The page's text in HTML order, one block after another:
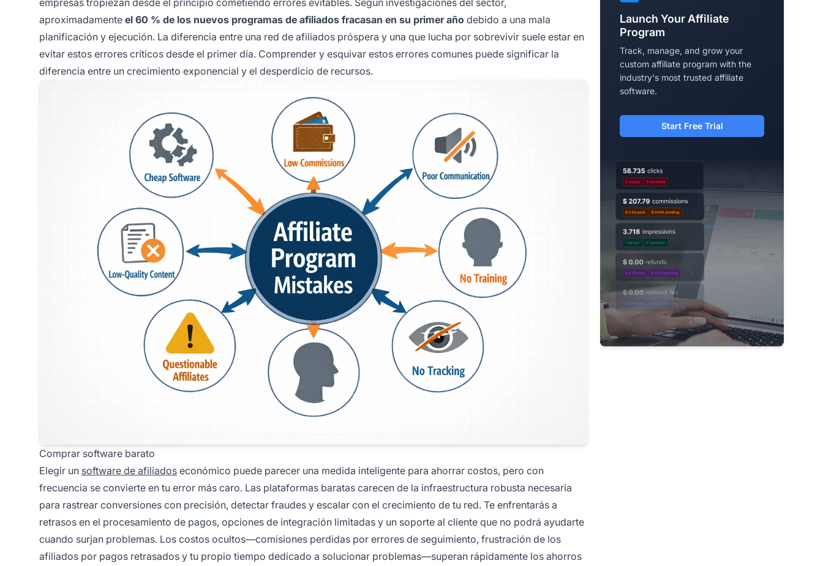
aproximadamente el 60 % de los nuevos programas de afiliados fracasan en su primer año debido a una mala
planificación y ejecución. La diferencia entre una red de afiliados próspera y una que lucha por sobrevivir suele estar en
evitar estos errores críticos desde el primer día. Comprender y esquivar estos errores comunes puede significar la
diferencia entre un crecimiento exponencial y el desperdicio de recursos.
Comprar software barato
Elegir un software de afiliados económico puede parecer una medida inteligente para ahorrar costos, pero con
frecuencia se convierte en tu error más caro. Las plataformas baratas carecen de la infraestructura robusta necesaria
para rastrear conversiones con precisión, detectar fraudes y escalar con el crecimiento de tu red. Te enfrentarás a
retrasos en el procesamiento de pagos, opciones de integración limitadas y un soporte al cliente que no podrá ayudarte
cuando surjan problemas. Los costos ocultos—comisiones perdidas por errores de seguimiento, frustración de los
afiliados por pagos retrasados y tu propio tiempo dedicado a solucionar problemas—superan rápidamente los ahorros
Launch Your Affiliate
Program
Track, manage, and grow your
custom affiliate program with the
industry's most trusted affiliate
software.
Start Free Trial